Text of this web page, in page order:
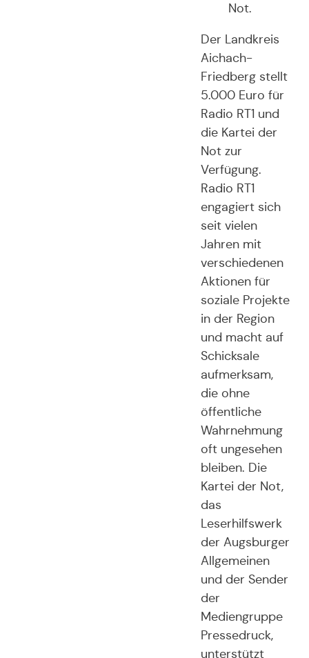
Not.
Der Landkreis
Aichach-
Friedberg stellt
5.000 Euro für
Radio RT1 und
die Kartei der
Not zur
Verfügung.
Radio RT1
engagiert sich
seit vielen
Jahren mit
verschiedenen
Aktionen für
soziale Projekte
in der Region
und macht auf
Schicksale
aufmerksam,
die ohne
öffentliche
Wahrnehmung
oft ungesehen
bleiben. Die
Kartei der Not,
das
Leserhilfswerk
der Augsburger
Allgemeinen
und der Sender
der
Mediengruppe
Pressedruck,
unterstützt